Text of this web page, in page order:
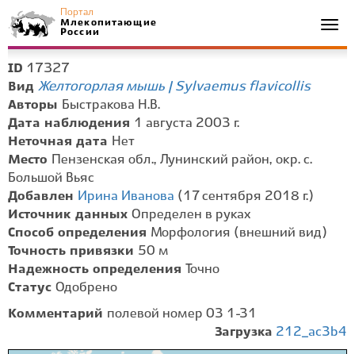
Портал
Млекопитающие
России
ID 17327
Вид Желтогорлая мышь | Sylvaemus flavicollis
Авторы Быстракова Н.В.
Дата наблюдения 1 августа 2003 г.
Неточная дата Нет
Место
Пензенская обл., Лунинский район, окр. с.
Большой Вьяс
Добавлен Ирина Иванова (17 сентября 2018 г.)
Источник данных Определен в руках
Способ определения Морфология (внешний вид)
Точность привязки 50 м
Надежность определения
Точно
Статус Одобрено
Комментарий полевой номер 03 1-31
Загрузка 212_ac3b4